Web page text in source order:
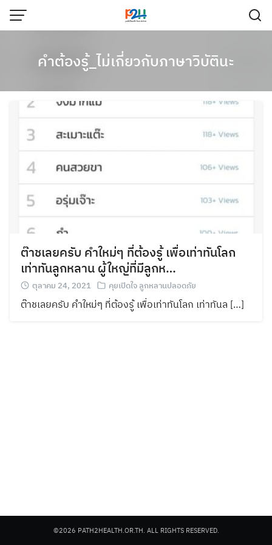
คำต้องรู้_ไม่เกี่ยวกับภาษาวิบัตินะ
ต๊าชเลยครับ คำใหม่ๆ ที่ต้องรู้ เพื่อเท่าทันโลก
เท่าทันลูกหลาน ผู้ใหญ่ที่มีลูกห…
ตุลาคม 24, 2021 คุยเปิดใจ ลูกหลานปลอดภัย
ต๊าชเลยครับ คำใหม่ๆ ที่ต้องรู้ เพื่อเท่าทันโลก เท่าทันล […]
©2026 PATH2HEALTH.OR.TH. ALL RIGHTS RESERVED.